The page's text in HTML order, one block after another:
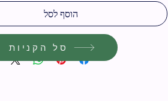
הוסף לסל
סל הקניות